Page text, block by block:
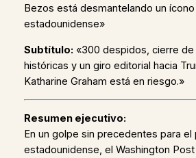
Bezos está desmantelando un
estadounidense»
Subtítulo: «300 despidos, cierre
históricas y un giro editorial hacia
Katharine Graham está en riesgo.»
Resumen ejecutivo:
En un golpe sin precedentes para el
estadounidense, el Washington